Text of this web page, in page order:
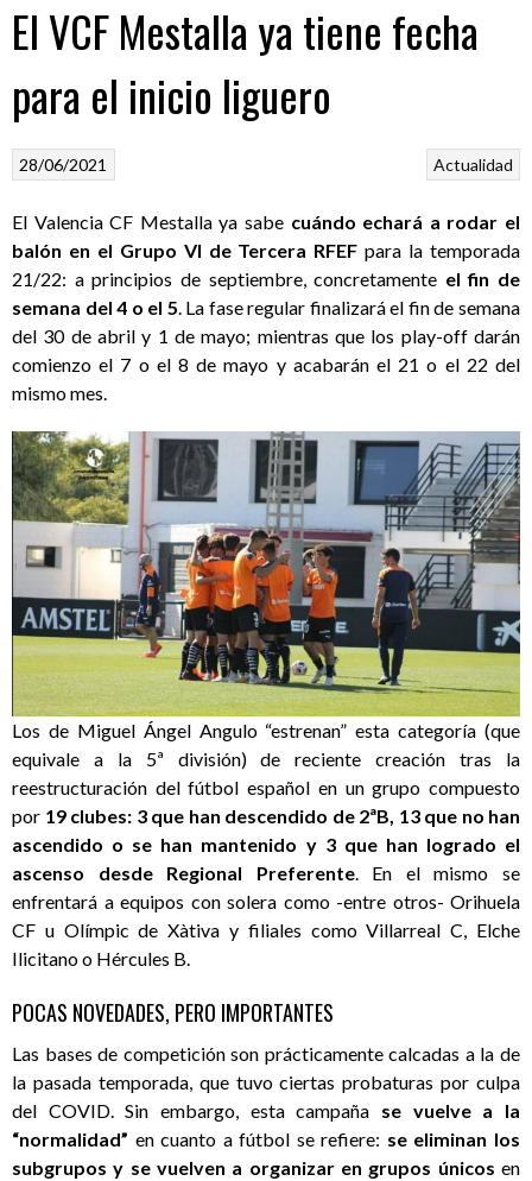
El VCF Mestalla ya tiene fecha
para el inicio liguero
Actualidad
28/06/2021
El Valencia CF Mestalla ya sabe cuándo echará a rodar el
balón en el Grupo VI de Tercera RFEF para la temporada
21/22: a principios de septiembre, concretamente el fin de
semana del 4 o el 5 . La fase regular finalizará el fin de semana
del 30 de abril y 1 de mayo; mientras que los play-off darán
comienzo el 7 o el 8 de mayo y acabarán el 21 o el 22 del
mismo mes.
Los de Miguel Ángel Angulo “estrenan” esta categoría (que
equivale a la 5ª división) de reciente creación tras la
reestructuración del fútbol español en un grupo compuesto
por 19 clubes: 3 que han descendido de 2ªB, 13 que no han
ascendido o se han mantenido y 3 que han logrado el
ascenso desde Regional Preferente. En el mismo se
enfrentará a equipos con solera como -entre otros- Orihuela
CF u Olímpic de Xàtiva y filiales como Villarreal C, Elche
Ilicitano o Hércules B.
POCAS NOVEDADES, PERO IMPORTANTES
Las bases de competición son prácticamente calcadas a la de
la pasada temporada, que tuvo ciertas probaturas por culpa
del COVID. Sin embargo, esta campaña se vuelve a la
“normalidad” en cuanto a fútbol se refiere: se eliminan los
subgrupos y se vuelven a organizar en grupos únicos en